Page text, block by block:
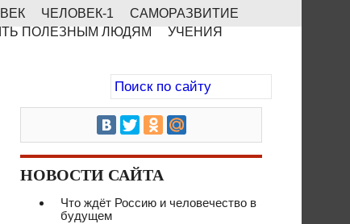
ЧЕЛОВЕК-1
САМОРАЗВИТИЕ
ПОЛЕЗНЫМ ЛЮДЯМ
УЧЕНИЯ
НОВОСТИ САЙТА
Что ждёт Россию и человечество в
будущем